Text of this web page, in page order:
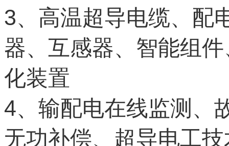
3、高温超导电缆、配
器、互感器、智能组
化装置
4、输配电在线监测、
无功补偿、超导电工